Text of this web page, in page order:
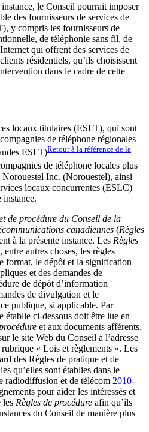
le Conseil pourrait imposer
des fournisseurs de services de
y compris les fournisseurs de
de téléphonie sans fil, de
qui offrent des services de
résidentiels, qu’ils choisissent
dans le cadre de cette
locaux titulaires (ESLT), qui sont
de téléphone régionales
ESLT)Retour à la référence de la
de téléphone locales plus
Inc. (Norouestel), ainsi
locaux concurrentes (ESLC)
instance.
de procédure du Conseil de la
canadiennes (Règles
à la présente instance. Les Règles
entre autres choses, les règles
format, le dépôt et la signification
et des demandes de
de dépôt d’information
de divulgation et le
publique, si applicable. Par
établie ci-dessous doit être lue en
et aux documents afférents,
le site Web du Conseil à l’adresse
« Lois et règlements ». Les
des Règles de pratique et de
qu’elles sont établies dans le
radiodiffusion et de télécom 2010-
pour aider les intéressés et
les Règles de procédure afin qu’ils
du Conseil de manière plus